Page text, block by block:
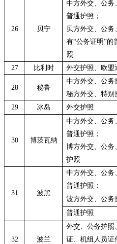
26 贝宁
中方外交、公务
普通护照；
贝方外交、公务
有“公务证明”的
照
27
比利时 外交护照、欧盟
28 秘鲁
中方外交、公务
秘方外交、特别
29
冰岛 外交护照
30 博茨瓦纳
中方外交、公务
普通护照；
博方外交、公务
护照
31 波黑
中方外交、公务
普通护照；
波方外交、公务
普通护照
32 波兰
外交、公务护照
证、机组人员证